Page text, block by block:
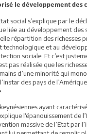
le développement des
social s’explique par le
liée au développement des
répartition des richesses
technologique et au
sociale. Et c’est
pas réalisée que les
d’une minorité qui
des pays de
ayant
l‘épanouissement de
massive de l’Etat par